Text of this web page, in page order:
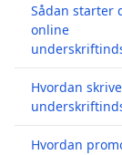
Sådan starter
online
Hvordan
Hvordan